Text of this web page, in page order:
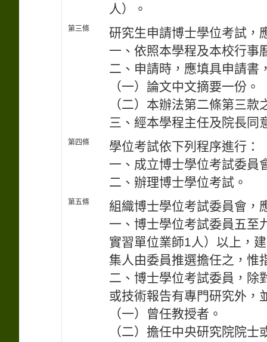
人）。
第三條
研究生申請博士學位考試，
一、依照本學程及本校行事
二、申請時，應填具申請書
（一）論文中文摘要一份。
（二）本辦法第二條第三款
三、經本學程主任及院長同
第四條
學位考試依下列程序進行：
一、成立博士學位考試委員
二、辦理博士學位考試。
第五條
組織博士學位考試委員會，
一、博士學位考試委員五至
實習單位業師1人）以上，
集人由委員推選擔任之，惟
二、博士學位考試委員，除
或技術報告有專門研究外，
（一）曾任教授者。
（二）擔任中央研究院院